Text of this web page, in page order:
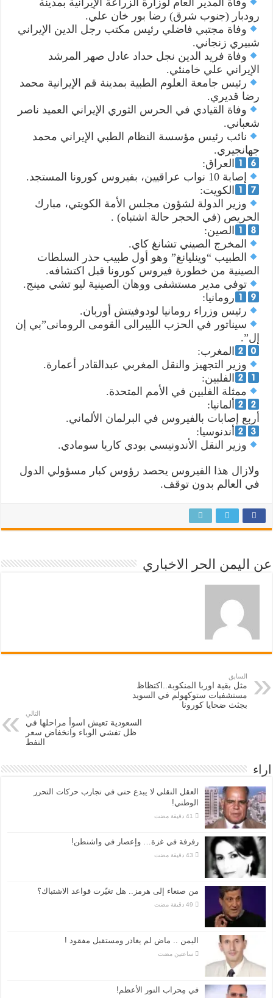
وفاة المدير العام لوزارة الزراعة الإيرانية بمدينة
رودبار (جنوب شرق) رضا بور خان علي.
وفاة مجتبي فاضلي رئيس مكتب رجل الدين الإيراني
شبيري زنجاني.
وفاة فريد الدين نجل حداد عادل صهر المرشد
الإيراني علي خامنئي.
رئيس جامعة العلوم الطبية بمدينة قم الإيرانية محمد
رضا قديري.
وفاة القيادي في الحرس الثوري الإيراني العميد ناصر
شعباني.
نائب رئيس مؤسسة النظام الطبي الإيراني محمد
جهانجيري.
العراق:
إصابة 10 نواب عراقيين، بفيروس كورونا المستجد.
الكويت:
وزير الدولة لشؤون مجلس الأمة الكويتي، مبارك
الحريص (في الحجر حالة اشتباه) .
الصين:
المخرج الصيني تشانغ كاي.
الطبيب “وينليانغ” وهو أول طبيب حذر السلطات
الصينية من خطورة فيروس كورونا قبل اكتشافه.
توفي مدير مستشفى ووهان الصينية ليو تشي مينج.
رومانيا:
رئيس وزراء رومانيا لودوفيتش أوربان.
سيناتور في الحزب الليبرالى القومى الرومانى”بي إن
إل”.
المغرب:
وزير التجهيز والنقل المغربي عبدالقادر أعمارة.
الفلبين:
ممثلة الفلبين في الأمم المتحدة.
ألمانيا:
أربع إصابات بالفيروس في البرلمان الألماني.
أندنوسيا:
وزير النقل الأندونيسي بودي كاريا سومادي.
ولازال هذا الفيروس يحصد رؤوس كبار مسؤولي الدول
في العالم بدون توقف.
عن اليمن الحر الاخباري
السابق
مثل بقية اوربا المنكوبة..اكتظاظ
مستشفيات ستوكهولم في السويد
بجثث ضحايا كورونا
التالي
السعودية تعيش اسوأ مراحلها في
ظل تفشي الوباء وانخفاض سعر
النفط
اراء
العقل النقلي لا يبدع حتى في تجارب حركات التحرر
الوطني!
رفرفة في غزة… وإعصار في واشنطن!
من صنعاء إلى هرمز.. هل تغيّرت قواعد الاشتباك؟
اليمن .. ماض لم يغادر ومستقبل مفقود !
‏ساعتين مضت
في مِحراب النور الأعظم!